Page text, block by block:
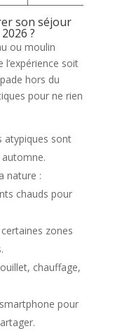
son séjour
?
ou moulin
l’expérience soit
hors du
pour ne rien
atypiques sont
nature :
chauds pour
zones
chauffage,
pour